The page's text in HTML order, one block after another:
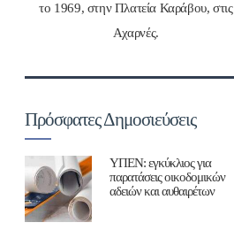
το 1969, στην Πλατεία Καράβου, στις
Αχαρνές.
Πρόσφατες Δημοσιεύσεις
ΥΠΕΝ: εγκύκλιος για
παρατάσεις οικοδομικών
αδειών και αυθαιρέτων